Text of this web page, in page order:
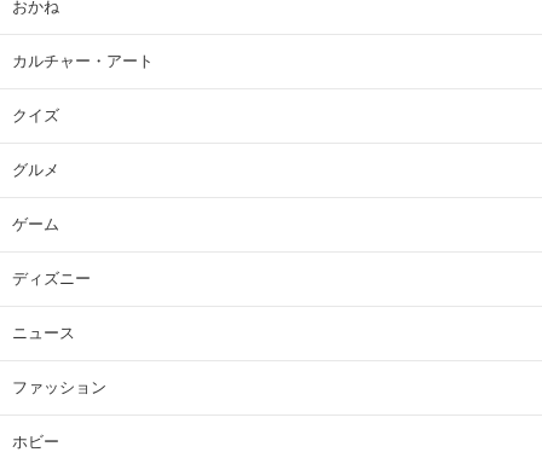
おかね
カルチャー・アート
クイズ
グルメ
ゲーム
ディズニー
ニュース
ファッション
ホビー